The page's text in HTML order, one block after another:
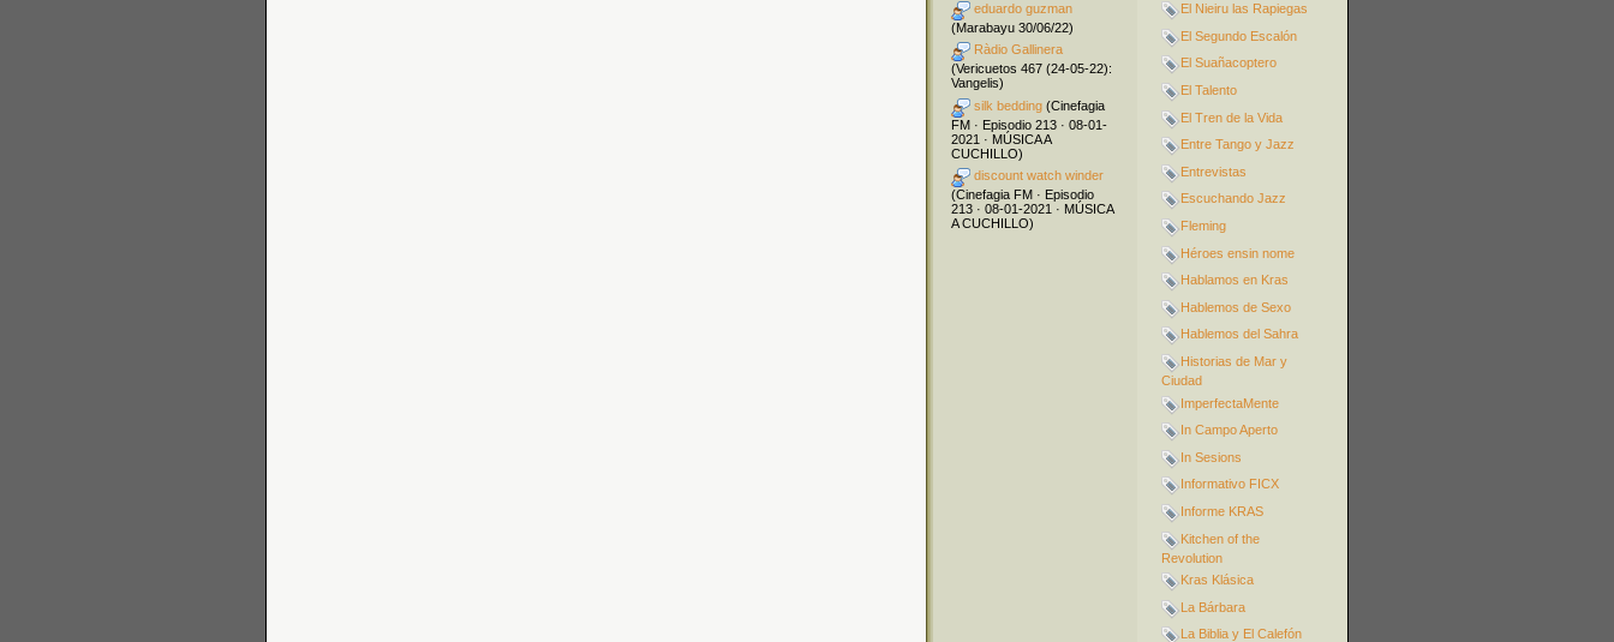
El Nieiru las Rapiegas
El Segundo Escalón
El Suañacoptero
El Talento
El Tren de la Vida
Entre Tango y Jazz
Entrevistas
Escuchando Jazz
Fleming
Héroes ensin nome
Hablamos en Kras
Hablemos de Sexo
Hablemos del Sahra
Historias de Mar y
Ciudad
ImperfectaMente
In Campo Aperto
In Sesions
Informativo FICX
Informe KRAS
Kitchen of the
Revolution
Kras Klásica
La Bárbara
La Biblia y El Calefón
eduardo guzman
(Marabayu 30/06/22)
Ràdio Gallinera
(Vericuetos 467 (24-05-22):
Vangelis)
silk bedding (Cinefagia
FM · Episodio 213 · 08-01-
2021 · MÚSICA A
CUCHILLO)
discount watch winder
(Cinefagia FM · Episodio
213 · 08-01-2021 · MÚSICA
A CUCHILLO)